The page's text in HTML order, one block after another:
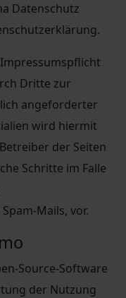
Datenschutz
Dritte zur
angeforderter
wird hiermit
der Seiten
Schritte im Falle
Mails, vor.
Source-Software
der Nutzung